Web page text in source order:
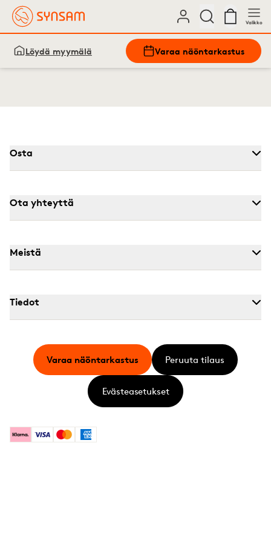
Valikko
Löydä myymälä Varaa näöntarkastus
Osta
Ota yhteyttä
Meistä
Tiedot
KlarnaVisa MastercardAmerican Express
Varaa näöntarkastus Peruuta tilaus
Evästeasetukset